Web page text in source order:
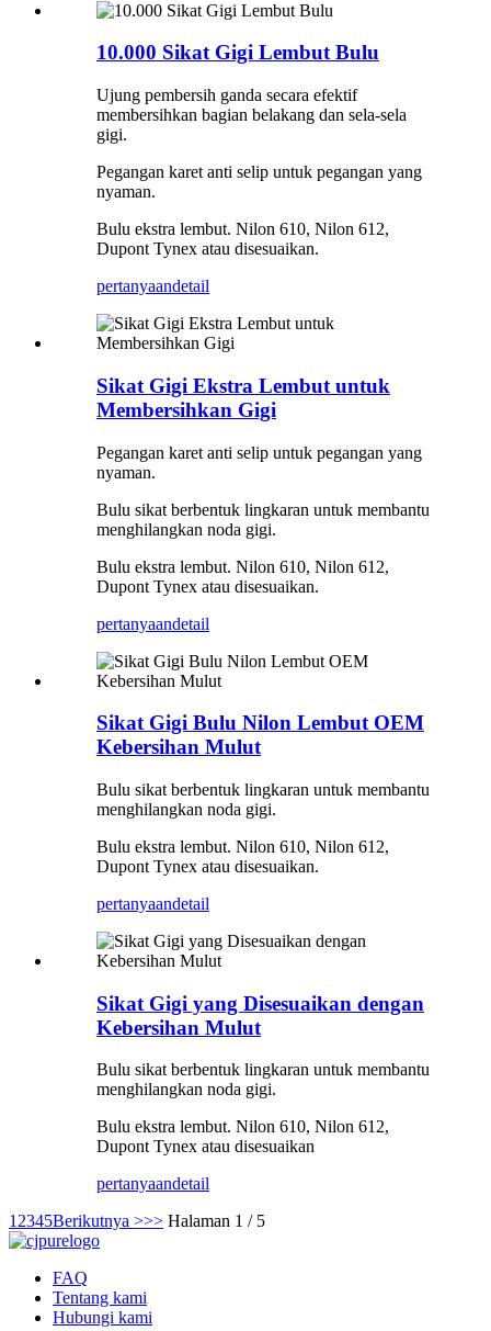
10.000 Sikat Gigi Lembut Bulu
Ujung pembersih ganda secara efektif
membersihkan bagian belakang dan sela-sela
gigi.
Pegangan karet anti selip untuk pegangan yang
nyaman.
Bulu ekstra lembut. Nilon 610, Nilon 612,
Dupont Tynex atau disesuaikan.
pertanyaandetail
Sikat Gigi Ekstra Lembut untuk
Membersihkan Gigi
Pegangan karet anti selip untuk pegangan yang
nyaman.
Bulu sikat berbentuk lingkaran untuk membantu
menghilangkan noda gigi.
Bulu ekstra lembut. Nilon 610, Nilon 612,
Dupont Tynex atau disesuaikan.
pertanyaandetail
Sikat Gigi Bulu Nilon Lembut OEM
Kebersihan Mulut
Bulu sikat berbentuk lingkaran untuk membantu
menghilangkan noda gigi.
Bulu ekstra lembut. Nilon 610, Nilon 612,
Dupont Tynex atau disesuaikan.
pertanyaandetail
Sikat Gigi yang Disesuaikan dengan
Kebersihan Mulut
Bulu sikat berbentuk lingkaran untuk membantu
menghilangkan noda gigi.
Bulu ekstra lembut. Nilon 610, Nilon 612,
Dupont Tynex atau disesuaikan
pertanyaandetail
1 2345Berikutnya >>> Halaman 1 / 5
FAQ
Tentang kami
Hubungi kami